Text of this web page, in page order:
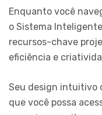
Enquanto você
o Sistema
recursos-chave
eficiência e
Seu design intuitivo
que você possa